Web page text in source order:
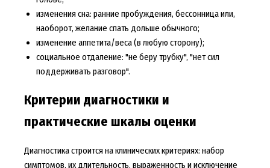
изменения сна: ранние пробуждения, бессонница или,
наоборот, желание спать дольше обычного;
изменение аппетита/веса (в любую сторону);
социальное отдаление: "не беру трубку", "нет сил
поддерживать разговор".
Критерии диагностики и
практические шкалы оценки
Диагностика строится на клинических критериях: набор
симптомов, их длительность, выраженность и исключение